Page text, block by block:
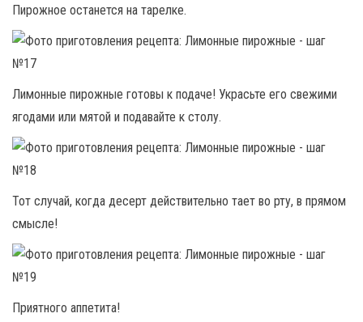
Пирожное останется на тарелке.
Лимонные пирожные готовы к подаче! Украсьте его свежими
ягодами или мятой и подавайте к столу.
Тот случай, когда десерт действительно тает во рту, в прямом
смысле!
Приятного аппетита!